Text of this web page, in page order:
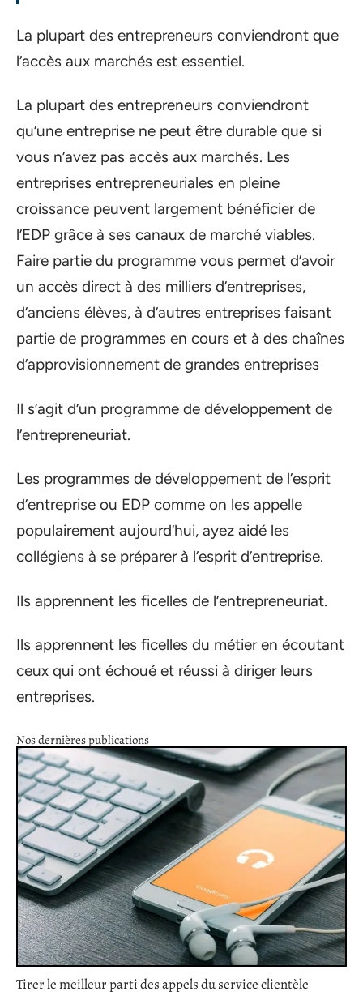
La plupart des entrepreneurs conviendront que
l’accès aux marchés est essentiel.
La plupart des entrepreneurs conviendront
qu’une entreprise ne peut être durable que si
vous n’avez pas accès aux marchés. Les
entreprises entrepreneuriales en pleine
croissance peuvent largement bénéficier de
l’EDP grâce à ses canaux de marché viables.
Faire partie du programme vous permet d’avoir
un accès direct à des milliers d’entreprises,
d’anciens élèves, à d’autres entreprises faisant
partie de programmes en cours et à des chaînes
d’approvisionnement de grandes entreprises
Il s’agit d’un programme de développement de
l’entrepreneuriat.
Les programmes de développement de l’esprit
d’entreprise ou EDP comme on les appelle
populairement aujourd’hui, ayez aidé les
collégiens à se préparer à l’esprit d’entreprise.
Ils apprennent les ficelles de l’entrepreneuriat.
Ils apprennent les ficelles du métier en écoutant
ceux qui ont échoué et réussi à diriger leurs
entreprises.
Nos dernières publications
Tirer le meilleur parti des appels du service clientèle